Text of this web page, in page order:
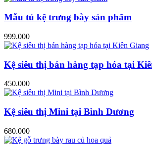
Mẫu tủ kệ trưng bày sản phẩm
999.000
Kệ siêu thị bán hàng tạp hóa tại
450.000
Kệ siêu thị Mini tại Bình Dương
680.000